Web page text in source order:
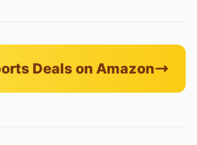
Deals on Amazon